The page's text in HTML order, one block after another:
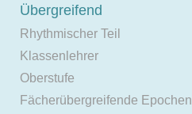
Übergreifend
Rhythmischer Teil
Klassenlehrer
Oberstufe
Fächerübergreifende Epochen